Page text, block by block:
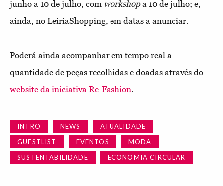
junho a 10 de julho, com workshopa 10 de julho; e,
ainda, no LeiriaShopping, em datas a anunciar.
Poderá ainda acompanhar em tempo real a
quantidade de peças recolhidas e doadas através do
website da iniciativa Re-Fashion.
INTRO NEWS
ATUALIDADE
GUESTLIST
EVENTOS
MODA
SUSTENTABILIDADE
ECONOMIA CIRCULAR